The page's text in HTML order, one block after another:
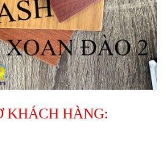
KHÁCH HÀNG: